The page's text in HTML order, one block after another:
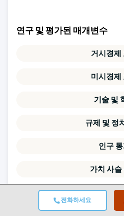
전화하세요
연구 및 평가된 매개변수
거시경제
미시경제
기술 및
규제 및 정
인구
가치 사슬
시장